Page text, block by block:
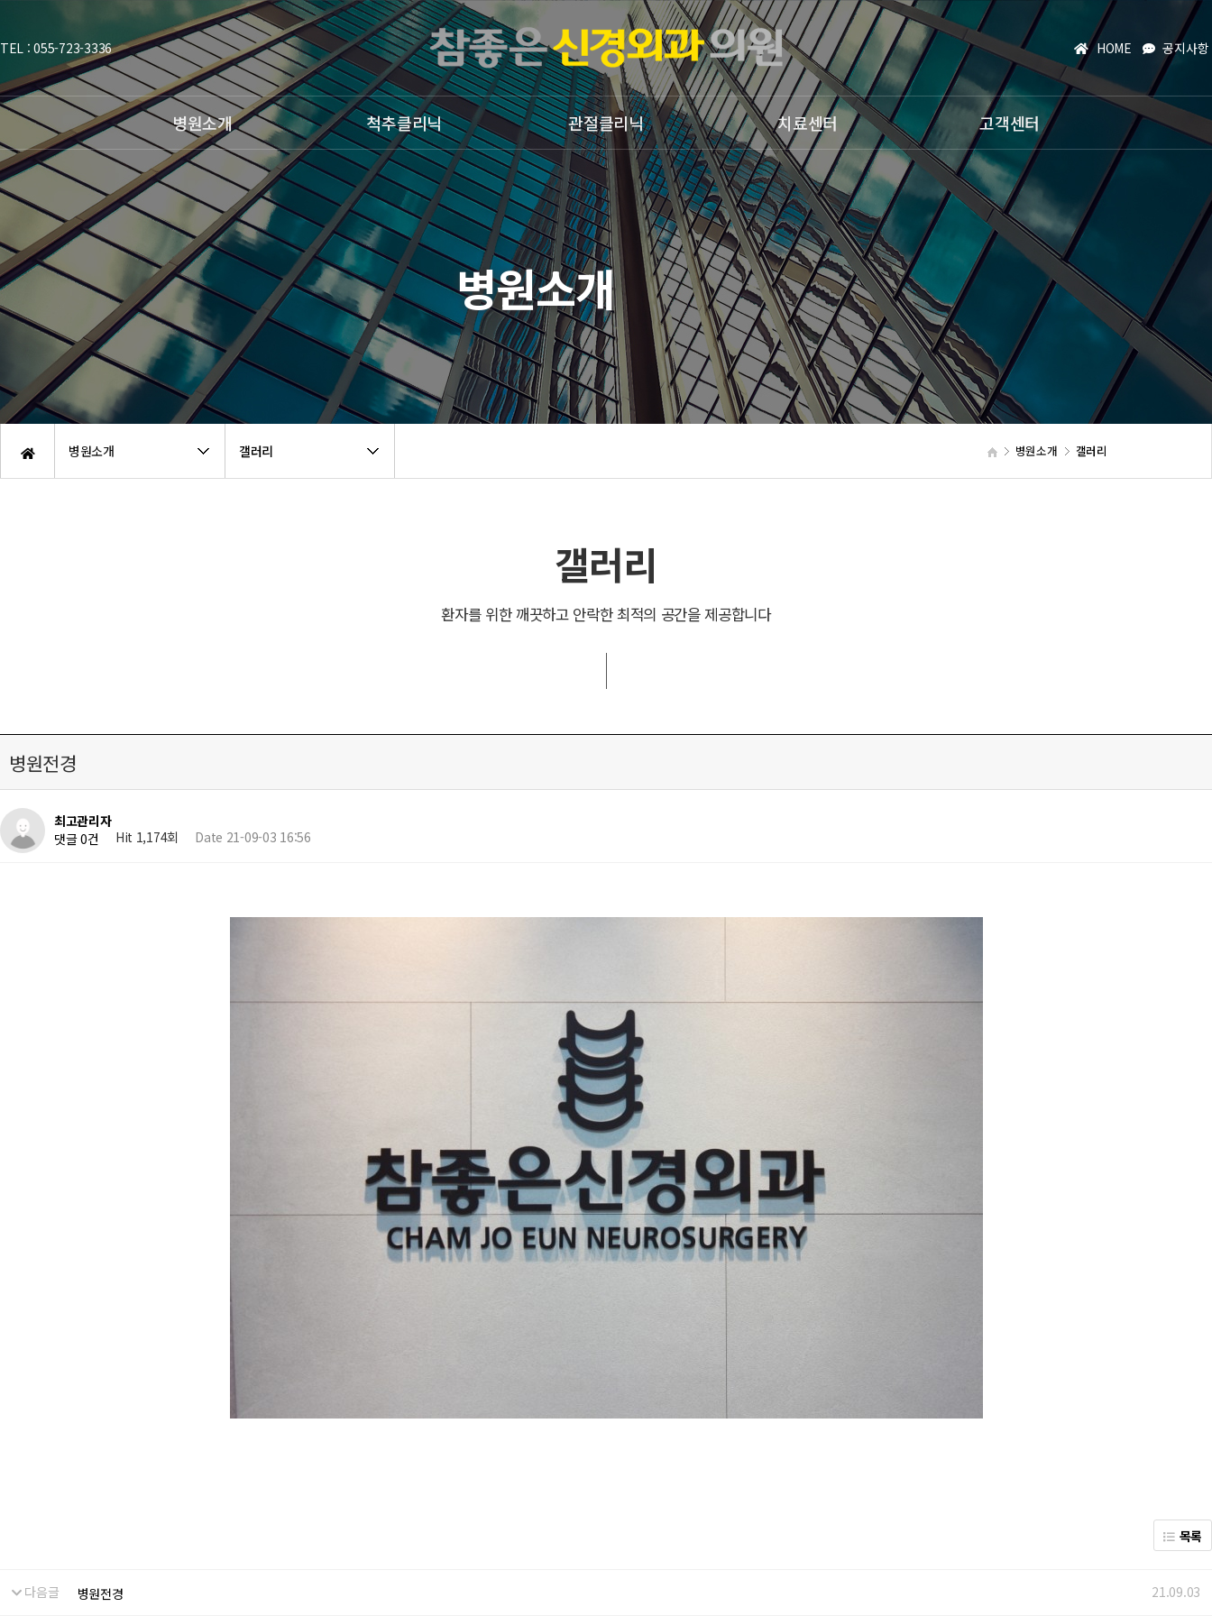
TEL : 055-723-3336 HOME 공지사항
병원소개
인사말
의료진소개
진료시간안내
비급여진료안내
병원둘러보기
오시는 길
척추클리닉
허리질환
목질환
척추측만증
관절클리닉
어깨질환
상지질환
무릎질환
족부질환
치료센터
물리치료
도수치료
체외충격파치료
공지사항
고객센터
공지사항
온라인문의
자주하시는질문
병원소개 갤러리 병원소개 갤러리
병원소개
갤러리
환자를 위한 깨끗하고 안락한 최적의 공간을 제공합니다
병원전경
최고관리자
댓글 0건
Hit 1,174회 Date 21-09-03 16:56
목록
다음글 병원전경 21.09.03